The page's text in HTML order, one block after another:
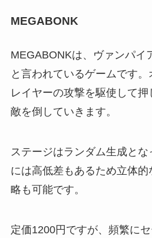
MEGABONK
MEGABONKは、ヴァンパイ
と言われているゲームです
レイヤーの攻撃を駆使して
敵を倒していきます。
ステージはランダム生成と
には高低差もあるため立体
略も可能です。
定価1200円ですが、頻繁に